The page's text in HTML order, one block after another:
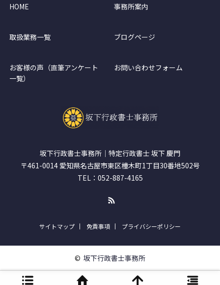
HOME 事務所案内
取扱業務一覧 ブログページ
お客様の声（直筆アンケート
一覧）
お問い合わせフォーム
坂下行政書士事務所｜特定行政書士 坂下 慶門
〒461-0014 愛知県名古屋市東区橦木町1丁目30番地502号
TEL：052-887-4165
サイトマップ 免責事項 プライバシーポリシー
© 坂下行政書士事務所